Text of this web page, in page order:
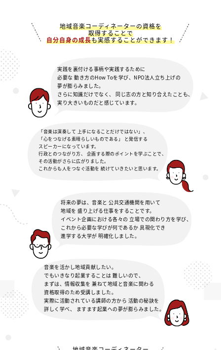
地域音楽コーディネーターの資格を
取得することで
自分自身の成長も実感することができます！
実践を裏付ける事柄や実践するために
必要な 動き方のHow Toを学び、 NPO法人立ち上げの
夢が膨らみました。
さらに知識だけでなく、
同じ志の方と知り合えたことも、
実り大きいものだと感じています。
「音楽は演奏して 上手になることだけではない」、
「心をつなげる素晴らしいものである」
と発信する
スピーカーになっています。
行政とのつながり方、
企画する際のポイントを学ぶことで、
その活動がさらに広がりました。
これからも人をつなぐ活動を 続けていきたいと思います。
将来の夢は、音楽と 公共交通機関を用いて
地域を 盛り上げる仕事をすることです。
イベント企画における各々の 立場での関わり方を学び、
これから必要な学びが何であるか 具現化でき
進学する大学が 明確化しました。
音楽を活かし地域貢献したい。
でもいきなり起業することは 難しいので、
まずは、情報収集を 兼ねて地域と音楽に関わる
資格取得のため受講しました。
実際に活動されている講師の方から 活動の秘訣を
詳しく学べ、
ますます起業への夢が膨らみました。